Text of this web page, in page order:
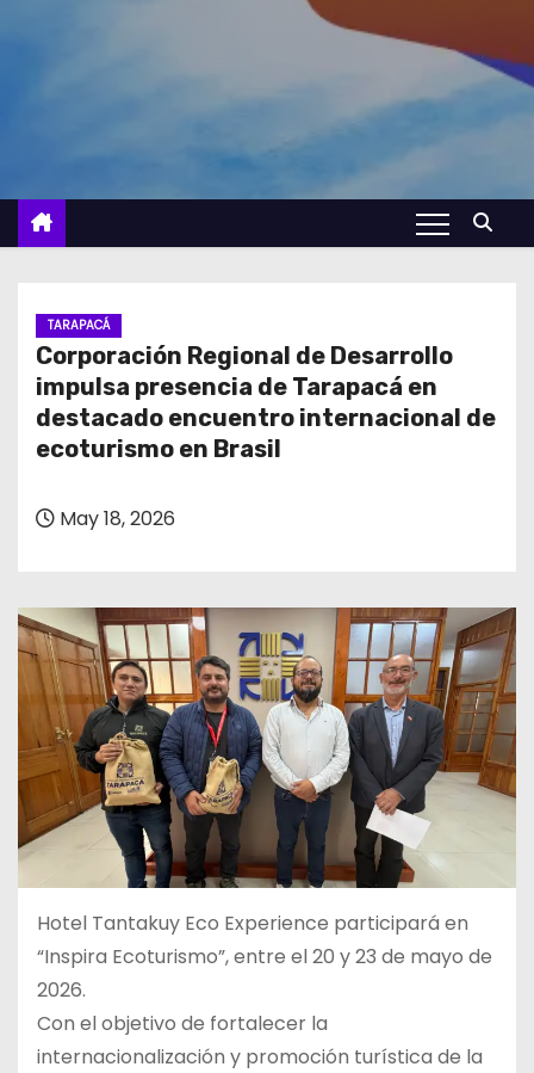
TARAPACÁ
Corporación Regional de Desarrollo
impulsa presencia de Tarapacá en
destacado encuentro internacional de
ecoturismo en Brasil
May 18, 2026
Hotel Tantakuy Eco Experience participará en
“Inspira Ecoturismo”, entre el 20 y 23 de mayo de
2026.
Con el objetivo de fortalecer la
internacionalización y promoción turística de la